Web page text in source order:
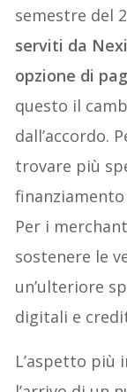
semestre del
serviti da
opzione di
questo il
dall’accordo.
trovare più
Per i
sostenere le
un’ulteriore
digitali e
L’aspetto più